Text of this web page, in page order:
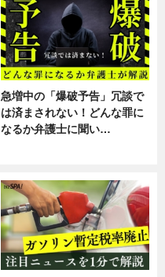
急増中の「爆破予告」冗談で
は済まされない！どんな罪に
なるか弁護士に聞い…